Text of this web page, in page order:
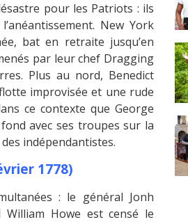
pour les Patriots : ils
New York
bat en retraite jusqu’en
par leur chef Dragging
Plus au nord, Benedict
improvisée et une rude
ce contexte que George
avec ses troupes sur la
indépendantistes.
1778)
: le général Jonh
William Howe est censé le